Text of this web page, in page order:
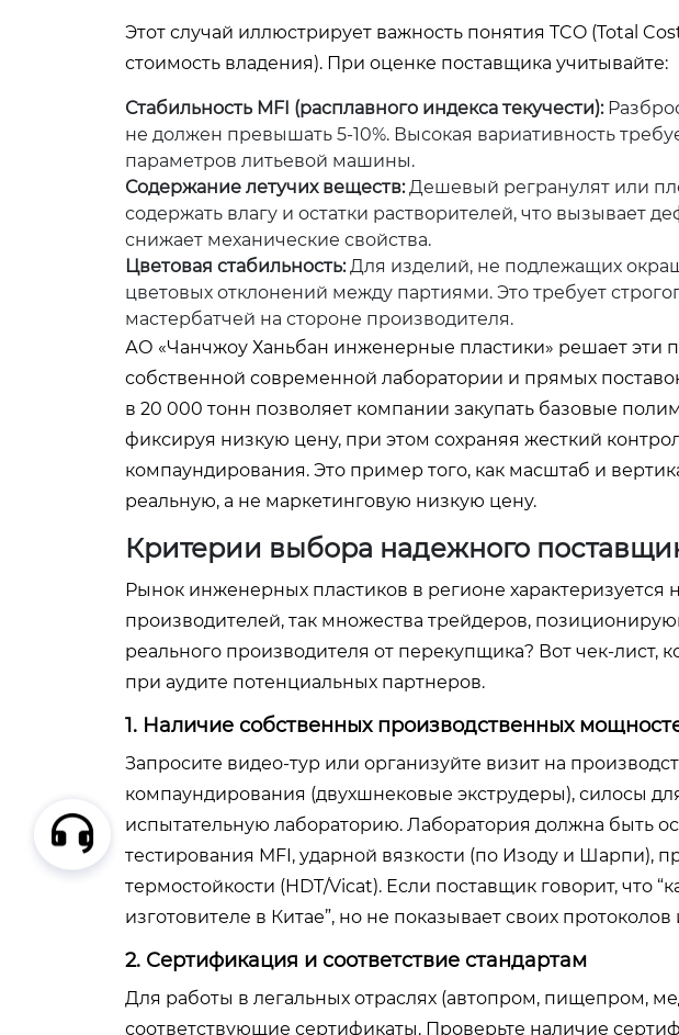
Этот случай иллюстрирует важность понятия TCO (Total
стоимость владения). При оценке поставщика учитывайте:
Стабильность MFI (расплавного индекса текучести):
не должен превышать 5-10%. Высокая вариативность
параметров литьевой машины.
Содержание летучих веществ:Дешевый регранулят или
содержать влагу и остатки растворителей, что вызывает
снижает механические свойства.
Цветовая стабильность:Для изделий, не подлежащих
цветовых отклонений между партиями. Это требует
мастербатчей на стороне производителя.
АО «Чанчжоу Ханьбан инженерные пластики» решает эти
собственной современной лаборатории и прямых
в 20 000 тонн позволяет компании закупать базовые
фиксируя низкую цену, при этом сохраняя жесткий
компаундирования. Это пример того, как масштаб и
реальную, а не маркетинговую низкую цену.
Критерии выбора надежного
Рынок инженерных пластиков в регионе характеризуется
производителей, так множества трейдеров,
реального производителя от перекупщика? Вот чек-лист,
при аудите потенциальных партнеров.
1. Наличие собственных производственных
Запросите видео-тур или организуйте визит на
компаундирования (двухшнековые экструдеры), силосы
испытательную лабораторию. Лаборатория должна быть
тестирования MFI, ударной вязкости (по Изоду и Шарпи),
термостойкости (HDT/Vicat). Если поставщик говорит, что
изготовителе в Китае”, но не показывает своих
2. Сертификация и соответствие стандартам
Для работы в легальных отраслях (автопром, пищепром,
соответствующие сертификаты. Проверьте наличие